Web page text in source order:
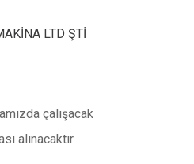
LTD ŞTI
çalışacak
alınacaktır